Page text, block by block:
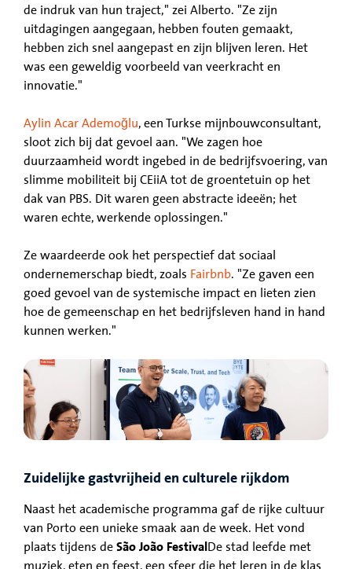
de indruk van hun traject," zei Alberto. "Ze zijn
uitdagingen aangegaan, hebben fouten gemaakt,
hebben zich snel aangepast en zijn blijven leren. Het
was een geweldig voorbeeld van veerkracht en
innovatie."
Aylin Acar Ademoğlu, een Turkse mijnbouwconsultant,
sloot zich bij dat gevoel aan. "We zagen hoe
duurzaamheid wordt ingebed in de bedrijfsvoering, van
slimme mobiliteit bij CEiiA tot de groentetuin op het
dak van PBS. Dit waren geen abstracte ideeën; het
waren echte, werkende oplossingen."
Ze waardeerde ook het perspectief dat sociaal
ondernemerschap biedt, zoals Fairbnb. "Ze gaven een
goed gevoel van de systemische impact en lieten zien
hoe de gemeenschap en het bedrijfsleven hand in hand
kunnen werken."
Zuidelijke gastvrijheid en culturele rijkdom
Naast het academische programma gaf de rijke cultuur
van Porto een unieke smaak aan de week. Het vond
plaats tijdens de São João Festival De stad leefde met